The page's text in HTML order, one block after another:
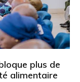
plus de
alimentaire